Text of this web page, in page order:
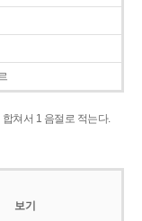
합쳐서 1 음절로 적는다.
보기